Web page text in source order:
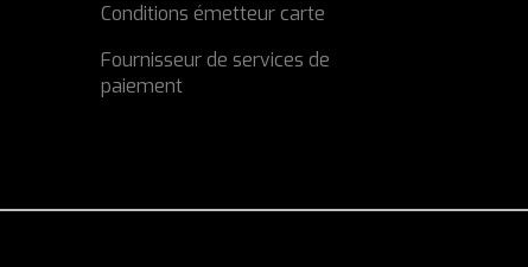
Conditions émetteur carte
Fournisseur de services de
paiement